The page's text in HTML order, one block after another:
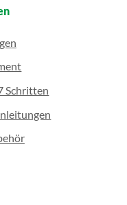
Schritten